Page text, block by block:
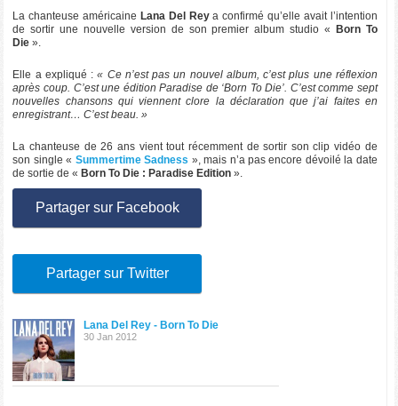
La chanteuse américaine Lana Del Reya confirmé qu’elle avait l’intention
de sortir une nouvelle version de son premier album studio «
Born To
Die».
Elle a expliqué :« Ce n’est pas un nouvel album, c’est plus une réflexion
après coup. C’est une édition Paradise de ‘Born To Die’. C’est comme sept
nouvelles chansons qui viennent clore la déclaration que j’ai faites en
enregistrant… C’est beau. »
La chanteuse de 26 ans vient tout récemment de sortir son clip vidéo de
son single « Summertime Sadness », mais n’a pas encore dévoilé la date
de sortie de « Born To Die : Paradise Edition ».
Partager sur Facebook
Partager sur Twitter
Lana Del Rey - Born To Die
30 Jan 2012